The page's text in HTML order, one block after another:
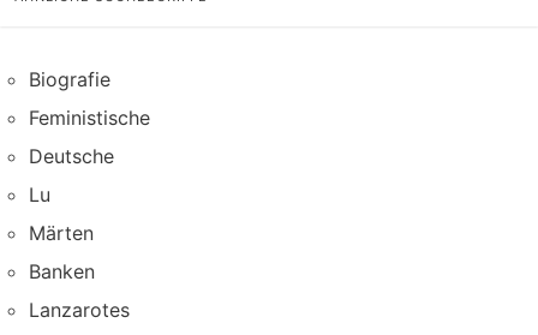
Biografie
Feministische
Deutsche
Lu
Märten
Banken
Lanzarotes